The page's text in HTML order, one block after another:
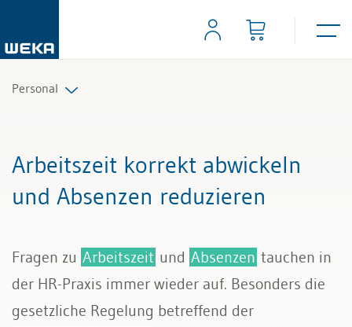
Personal
Arbeitsverträge und Reglemente
Lohn und Gehalt
Personalführung und Personalentwicklung
Arbeitszeit korrekt abwickeln
und Absenzen reduzieren
Fragen zu Arbeitszeit und Absenzen tauchen in
der HR-Praxis immer wieder auf. Besonders die
gesetzliche Regelung betreffend der